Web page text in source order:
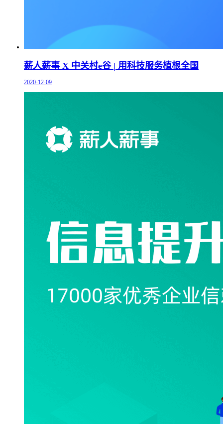
薪人薪事 X 中关村e谷 | 用科技服务植根全国
2020-12-09